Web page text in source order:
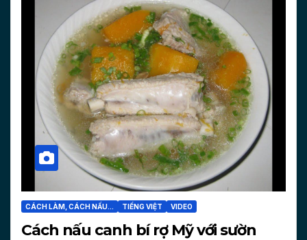
CÁCH LÀM, CÁCH NẤU... TIẾNG VIỆT VIDEO
Cách nấu canh bí rợ Mỹ với sườn